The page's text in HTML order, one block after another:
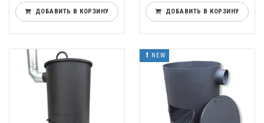
ДОБАВИТЬ В КОРЗИНУ ДОБАВИТЬ В КОРЗИНУ
NEW